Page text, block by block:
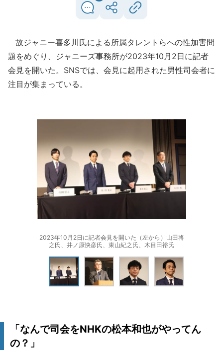
故ジャニー喜多川氏による所属タレントらへの性加害問
題をめぐり、ジャニーズ事務所が2023年10月2日に記者
会見を開いた。SNSでは、会見に起用された男性司会者に
注目が集まっている。
2023年10月2日に記者会見を開いた（左から）山田将
之氏、井ノ原快彦氏、東山紀之氏、木目田裕氏
「なんで司会をNHKの松本和也がやってん
の？」